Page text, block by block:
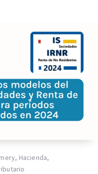
, Hacienda,